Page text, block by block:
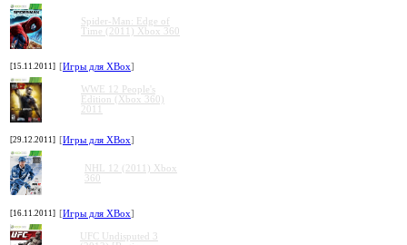
Spider-Man: Edge of
Time (2011) Xbox 360
[15.11.2011] [Игры для XBox]
WWE 12 People's
Edition (Xbox 360)
2011
[29.12.2011] [Игры для XBox]
NHL 12 (2011) Xbox
360
[16.11.2011] [Игры для XBox]
UFC Undisputed 3